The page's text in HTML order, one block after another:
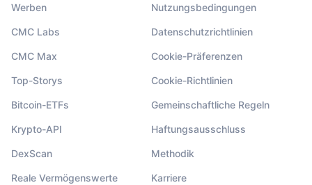
Werben
CMC Labs
CMC Max
Top-Storys
Bitcoin-ETFs
Krypto-API
DexScan
Reale Vermögenswerte
Nutzungsbedingungen
Datenschutzrichtlinien
Cookie-Präferenzen
Cookie-Richtlinien
Gemeinschaftliche Regeln
Haftungsausschluss
Methodik
Karriere